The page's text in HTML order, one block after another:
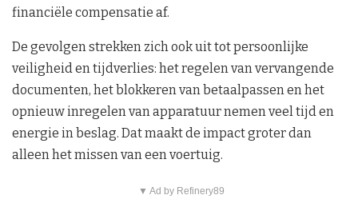
financiële compensatie af.
De gevolgen strekken zich ook uit tot persoonlijke
veiligheid en tijdverlies: het regelen van vervangende
documenten, het blokkeren van betaalpassen en het
opnieuw inregelen van apparatuur nemen veel tijd en
energie in beslag. Dat maakt de impact groter dan
alleen het missen van een voertuig.
▼ Ad by Refinery89